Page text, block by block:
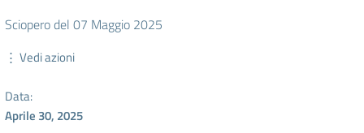
Sciopero del 07 Maggio 2025
⋮ Vedi azioni
Data:
Aprile 30, 2025